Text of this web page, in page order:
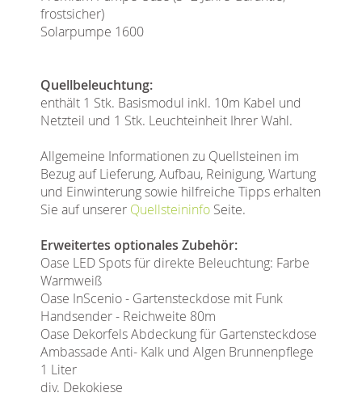
frostsicher)
Solarpumpe 1600
Quellbeleuchtung:
enthält 1 Stk. Basismodul inkl. 10m Kabel und
Netzteil und 1 Stk. Leuchteinheit Ihrer Wahl.
Allgemeine Informationen zu Quellsteinen im
Bezug auf Lieferung, Aufbau, Reinigung, Wartung
und Einwinterung sowie hilfreiche Tipps erhalten
Sie auf unserer Quellsteininfo Seite.
Erweitertes optionales Zubehör:
Oase LED Spots für direkte Beleuchtung: Farbe
Warmweiß
Oase InScenio - Gartensteckdose mit Funk
Handsender - Reichweite 80m
Oase Dekorfels Abdeckung für Gartensteckdose
Ambassade Anti- Kalk und Algen Brunnenpflege
1 Liter
div. Dekokiese